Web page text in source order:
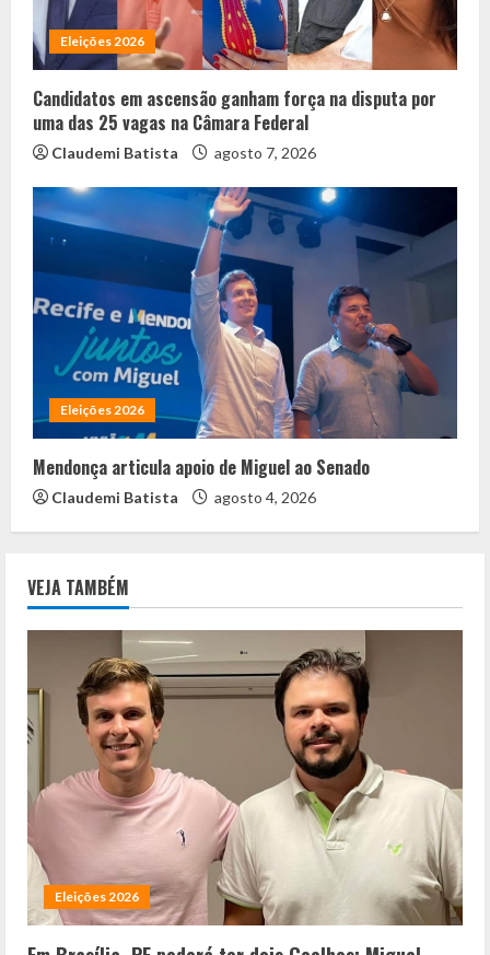
Eleições 2026
Candidatos em ascensão ganham força na disputa por
uma das 25 vagas na Câmara Federal
Claudemi Batista agosto 7, 2026
Eleições 2026
Mendonça articula apoio de Miguel ao Senado
Claudemi Batista agosto 4, 2026
VEJA TAMBÉM
Eleições 2026